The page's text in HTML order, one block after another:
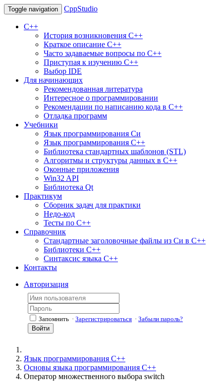
Toggle navigation CppStudio
С++
История возникновения C++
Краткое описание С++
Часто задаваемые вопросы по С++
Приступая к изучению C++
Выбор IDE
Для начинающих
Рекомендованная литература
Интересное о программировании
Рекомендации по написанию кода в C++
Отладка программ
Учебники
Язык программирования Си
Язык программирования С++
Библиотека стандартных шаблонов (STL)
Алгоритмы и структуры данных в С++
Оконные приложения
Win32 API
Библиотека Qt
Практикум
Сборник задач для практики
Недо-код
Тесты по С++
Справочник
Стандартные заголовочные файлы из Си в С++
Библиотеки С++
Синтаксис языка С++
Контакты
Авторизация
Запомнить · Зарегистрироваться · Забыли пароль?
Войти
Язык программирования С++
Основы языка программирования C++
Оператор множественного выбора switch